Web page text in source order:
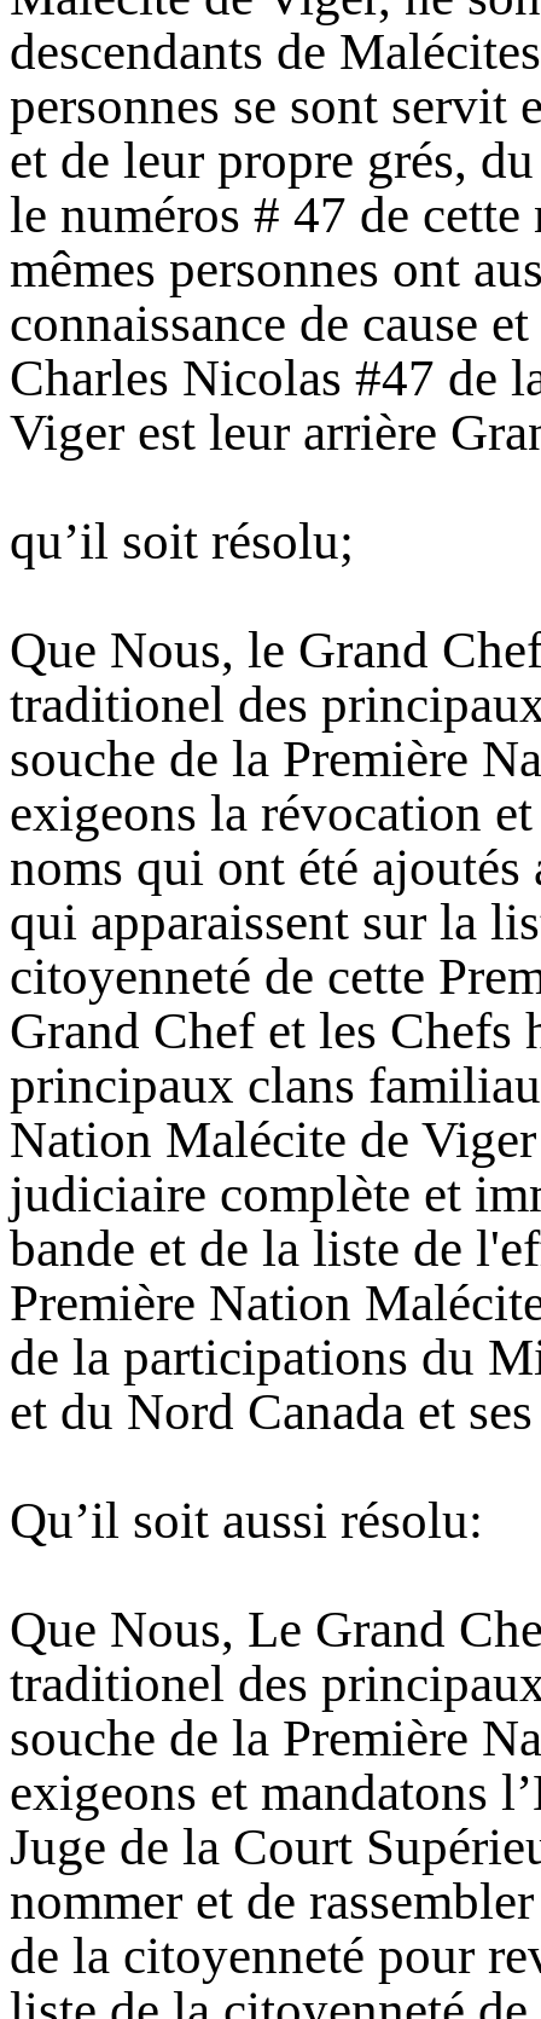
descendants de
personnes se sont servit
et de leur propre grés,
le numéros # 47 de cette
mêmes personnes ont
connaissance de cause
Charles Nicolas #47 de
Viger est leur arrière
qu’il soit résolu;
Que Nous, le Grand
traditionel des
souche de la Première
exigeons la révocation
noms qui ont été
qui apparaissent sur la
citoyenneté de cette
Grand Chef et les Chefs
principaux clans
Nation Malécite de
judiciaire complète et
bande et de la liste de
Première Nation
de la participations du
et du Nord Canada et
Qu’il soit aussi résolu:
Que Nous, Le Grand
traditionel des
souche de la Première
exigeons et mandatons
Juge de la Court
nommer et de
de la citoyenneté pour